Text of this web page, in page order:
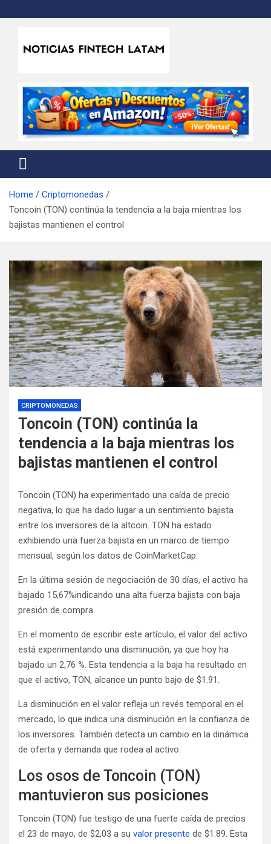
to
Noticias Fintech Latam
Home
Criptomonedas
Toncoin (TON) continúa la tendencia a la baja mientras los
bajistas mantienen el control
CRIPTOMONEDAS
Toncoin (TON) continúa la
tendencia a la baja mientras los
bajistas mantienen el control
Toncoin (TON) ha experimentado una caída de precio
negativa, lo que ha dado lugar a un sentimiento bajista
entre los inversores de la altcoin. TON ha estado
exhibiendo una fuerza bajista en un marco de tiempo
mensual, según los datos de CoinMarketCap.
En la última sesión de negociación de 30 días, el activo ha
bajado 15,67%indicando una alta fuerza bajista con baja
presión de compra.
En el momento de escribir este artículo, el valor del activo
está experimentando una disminución, ya que hoy ha
bajado un 2,76 %. Esta tendencia a la baja ha resultado en
que el activo, TON, alcance un punto bajo de $1.91.
La disminución en el valor refleja un revés temporal en el
mercado, lo que indica una disminución en la confianza de
los inversores. También detecta un cambio en la dinámica
de oferta y demanda que rodea al activo.
Los osos de Toncoin (TON)
mantuvieron sus posiciones
Toncoin (TON) fue testigo de una fuerte caída de precios
el 23 de mayo, de $2,03 a su valor presente de $1.89. Esta